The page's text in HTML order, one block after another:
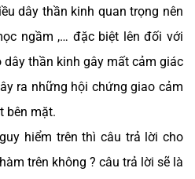
dây thần kinh quan trọng nên
ngầm ,… đặc biệt lên đối với
dây thần kinh gây mất cảm giác
ra những hội chứng giao cảm
bên mặt.
hiểm trên thì câu trả lời cho
trên không ? câu trả lời sẽ là